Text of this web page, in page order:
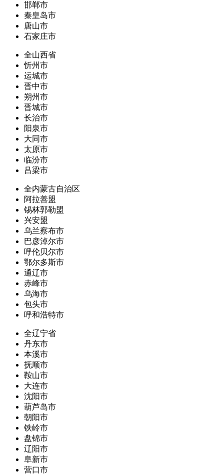
邯郸市
秦皇岛市
唐山市
石家庄市
全山西省
忻州市
运城市
晋中市
朔州市
晋城市
长治市
阳泉市
大同市
太原市
临汾市
吕梁市
全内蒙古自治区
阿拉善盟
锡林郭勒盟
兴安盟
乌兰察布市
巴彦淖尔市
呼伦贝尔市
鄂尔多斯市
通辽市
赤峰市
乌海市
包头市
呼和浩特市
全辽宁省
丹东市
本溪市
抚顺市
鞍山市
大连市
沈阳市
葫芦岛市
朝阳市
铁岭市
盘锦市
辽阳市
阜新市
营口市